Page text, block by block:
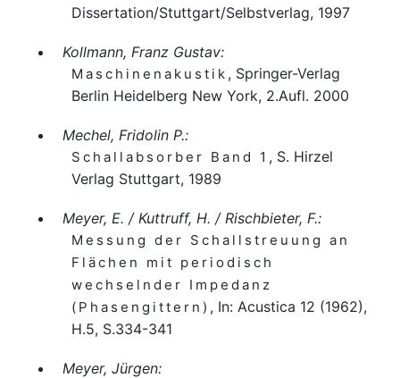
Dissertation/Stuttgart/Selbstverlag, 1997
Kollmann, Franz Gustav:
Maschinenakustik , Springer-Verlag
Berlin Heidelberg New York, 2.Aufl. 2000
Mechel, Fridolin P.:
Schallabsorber Band 1 , S. Hirzel
Verlag Stuttgart, 1989
Meyer, E. / Kuttruff, H. / Rischbieter, F.:
Messung der Schallstreuung an
Flächen mit periodisch
wechselnder Impedanz
(Phasengittern) , In: Acustica 12 (1962),
H.5, S.334-341
Meyer, Jürgen: